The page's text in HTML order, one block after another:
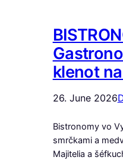
klenot
26. June 2026
Bistronomy vo
smrčkami a
Majitelia a